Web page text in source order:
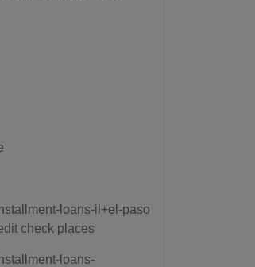
loans-il+el-paso
check places
loans-